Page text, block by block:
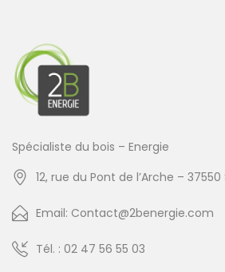
Spécialiste du bois – Energie
12, rue du Pont de l’Arche –
Email: Contact@2benergie.com
Tél. : 02 47 56 55 03